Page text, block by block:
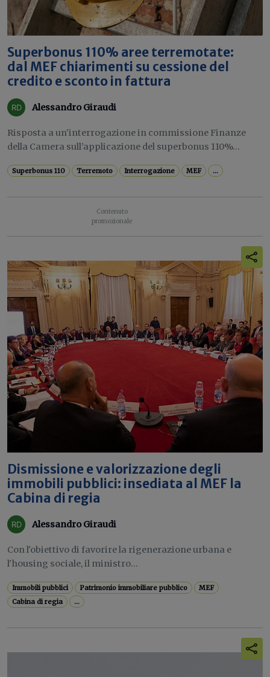
Superbonus 110% aree terremotate:
dal MEF chiarimenti su cessione del
credito e sconto in fattura
Alessandro Giraudi
Risposta a un'interrogazione in commissione Finanze
della Camera sull’applicazione del superbonus 110%...
Superbonus 110 Terremoto Interrogazione MEF ...
Dismissione e valorizzazione degli
immobili pubblici: insediata al MEF la
Cabina di regia
Alessandro Giraudi
Con l'obiettivo di favorire la rigenerazione urbana e
l'housing sociale, il ministro...
Immobili pubblici Patrimonio immobiliare pubblico
MEF
Cabina di regia
...